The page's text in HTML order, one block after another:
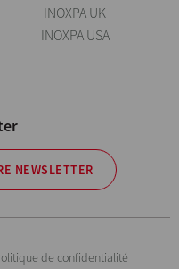
INOXPA UK
INOXPA USA
NEWSLETTER
de confidentialité